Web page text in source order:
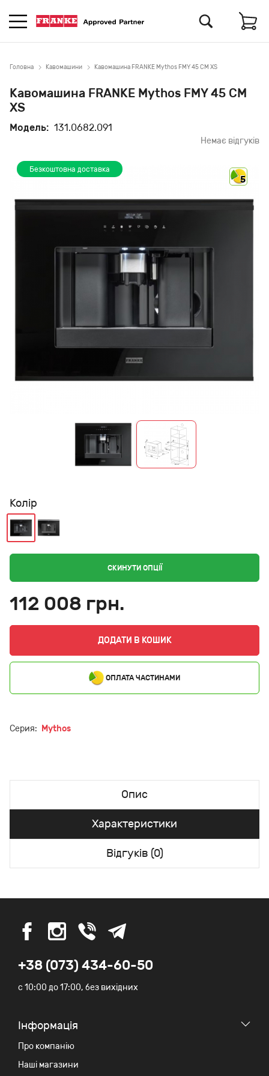
Головна Кавомашини Кавомашина FRANKE Mythos FMY 45 CM XS
Кавомашина FRANKE Mythos FMY 45 CM
XS
Модель: 131.0682.091
Немає відгуків
Безкоштовна доставка
5
Колір
СКИНУТИ ОПЦІЇ
112 008 грн.
ДОДАТИ В КОШИК
ОПЛАТА ЧАСТИНАМИ
Серия: Mythos
Опис
Характеристики
Відгуків (0)
+38 (073) 434-60-50
c 10:00 до 17:00, без вихідних
Iнформація
Про компанію
Наші магазини